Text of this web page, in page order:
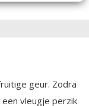
geur. Zodra
vleugje perzik